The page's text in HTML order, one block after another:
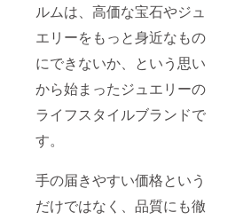
ルムは、高価な宝石やジュ
エリーをもっと身近なもの
にできないか、という思い
から始まったジュエリーの
ライフスタイルブランドで
す。
手の届きやすい価格という
だけではなく、品質にも徹